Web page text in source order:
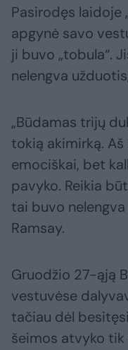
Pasirodęs laidoje
apgynė savo
ji buvo „tobula“.
nelengva
„Būdamas trijų
tokią akimirką.
emociškai, bet
pavyko. Reikia
tai buvo nelengva
Ramsay.
Gruodžio 27-ąją
vestuvėse
tačiau dėl
šeimos atvyko tik